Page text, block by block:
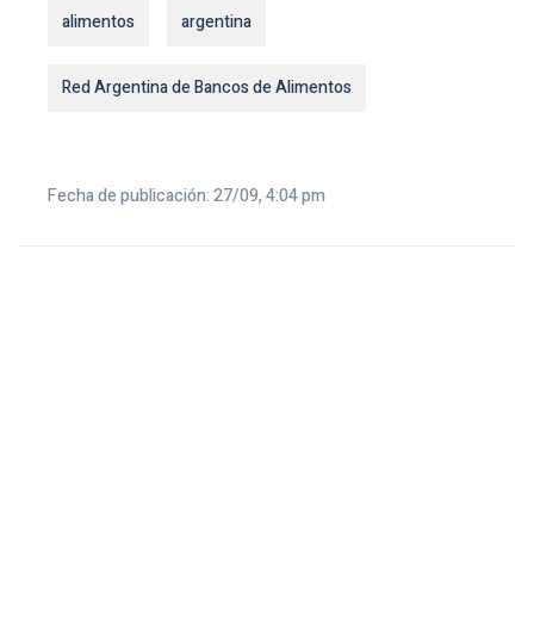
alimentos argentina
Red Argentina de Bancos de Alimentos
Fecha de publicación: 27/09, 4:04 pm